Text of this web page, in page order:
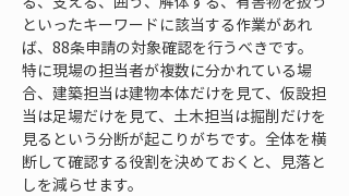
といったキーワードに該当する作業があれ
ば、88条申請の対象確認を行うべきです。
特に現場の担当者が複数に分かれている場
合、建築担当は建物本体だけを見て、仮設担
当は足場だけを見て、土木担当は掘削だけを
見るという分断が起こりがちです。全体を横
断して確認する役割を決めておくと、見落と
しを減らせます。